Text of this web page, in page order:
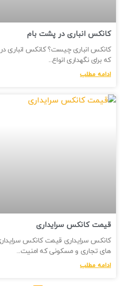
کانکس انباری در پشت بام
کانکس انباری چیست؟ کانکس
که برای نگهداری انواع
ادامه مطلب
قیمت کانکس سرایداری
کانکس سرایداری قیمت کانکس
های تجاری و مسکونی که امنیت
ادامه مطلب